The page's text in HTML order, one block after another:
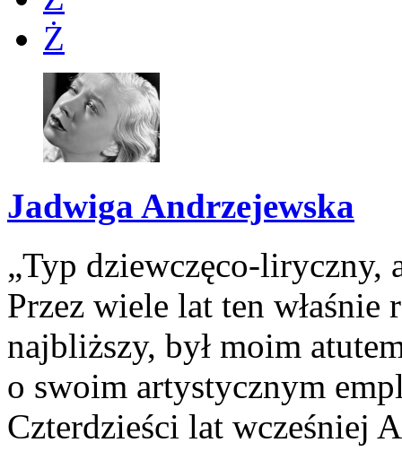
Ż
Jadwiga Andrzejewska
„Typ dziewczęco-liryczny,
Przez wiele lat ten właśnie
najbliższy, był moim
o swoim artystycznym
Czterdzieści lat wcześniej